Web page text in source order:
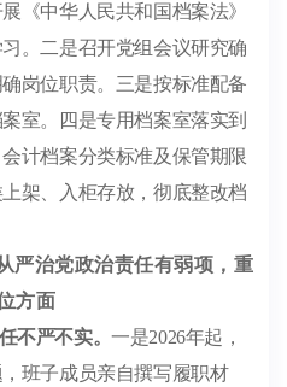
《中华人民共和国档案法》
。二是召开党组会议研究确
岗位职责。三是按标准配备
室。四是专用档案室落实到
计档案分类标准及保管期限
架、入柜存放，彻底整改档
严治党政治责任有弱项，重
方面
不严不实。一是2026年起，
班子成员亲自撰写履职材